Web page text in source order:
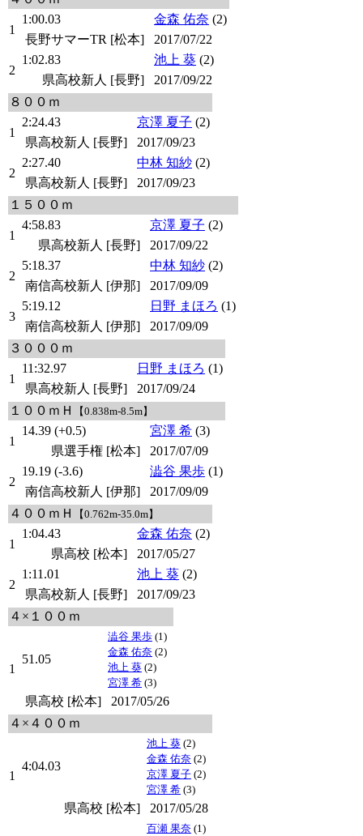
1
1:00.03 金森 佑奈 (2)
長野サマーTR [松本]
2017/07/22
2
1:02.83 池上 葵 (2)
県高校新人 [長野]
2017/09/22
８００ｍ
1
2:24.43 京澤 夏子 (2)
県高校新人 [長野]
2017/09/23
2
2:27.40 中林 知紗 (2)
県高校新人 [長野]
2017/09/23
１５００ｍ
1
4:58.83 京澤 夏子 (2)
県高校新人 [長野]
2017/09/22
2
5:18.37 中林 知紗 (2)
南信高校新人 [伊那]
2017/09/09
3
5:19.12 日野 まほろ (1)
南信高校新人 [伊那]
2017/09/09
３０００ｍ
1
11:32.97 日野 まほろ (1)
県高校新人 [長野]
2017/09/24
１００ｍＨ
【0.838m-8.5m】
1
14.39 (+0.5) 宮澤 希 (3)
県選手権 [松本]
2017/07/09
2
19.19 (-3.6) 澁谷 果歩 (1)
南信高校新人 [伊那]
2017/09/09
４００ｍＨ
【0.762m-35.0m】
1
1:04.43 金森 佑奈 (2)
県高校 [松本]
2017/05/27
2
1:11.01 池上 葵 (2)
県高校新人 [長野]
2017/09/23
４×１００ｍ
1
51.05
澁谷 果歩 (1)
金森 佑奈 (2)
池上 葵 (2)
宮澤 希 (3)
県高校 [松本]
2017/05/26
４×４００ｍ
1
4:04.03
池上 葵 (2)
金森 佑奈 (2)
京澤 夏子 (2)
宮澤 希 (3)
県高校 [松本] 2017/05/28
百瀬 果奈 (1)